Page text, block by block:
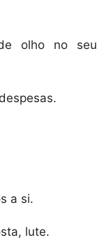
olho no seu
a si.
lute.